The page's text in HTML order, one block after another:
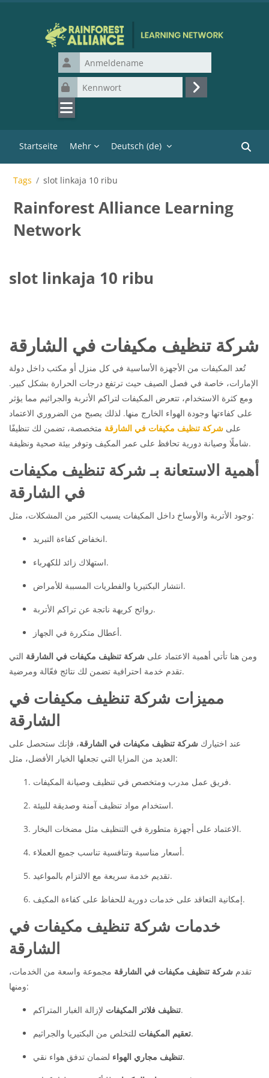
Anmeldename
Kennwort
Login
Startseite Mehr Deutsch ‎(de)‎
Kurse
Tags slot linkaja 10 ribu
Rainforest Alliance Learning
Network
slot linkaja 10 ribu
شركة تنظيف مكيفات في الشارقة
تُعد المكيفات من الأجهزة الأساسية في كل منزل أو مكتب داخل دولة
الإمارات، خاصة في فصل الصيف حيث ترتفع درجات الحرارة بشكل كبير.
ومع كثرة الاستخدام، تتعرض المكيفات لتراكم الأتربة والجراثيم مما يؤثر
على كفاءتها وجودة الهواء الخارج منها. لذلك يصبح من الضروري الاعتماد
على شركة تنظيف مكيفات في الشارقة متخصصة، تضمن لك تنظيفًا
شاملًا وصيانة دورية تحافظ على عمر المكيف وتوفر بيئة صحية ونظيفة.
أهمية الاستعانة بـ شركة تنظيف مكيفات
في الشارقة
وجود الأتربة والأوساخ داخل المكيفات يسبب الكثير من المشكلات، مثل:
انخفاض كفاءة التبريد.
استهلاك زائد للكهرباء.
انتشار البكتيريا والفطريات المسببة للأمراض.
روائح كريهة ناتجة عن تراكم الأتربة.
أعطال متكررة في الجهاز.
ومن هنا تأتي أهمية الاعتماد على شركة تنظيف مكيفات في الشارقة التي
تقدم خدمة احترافية تضمن لك نتائج فعّالة ومرضية.
مميزات شركة تنظيف مكيفات في
الشارقة
عند اختيارك شركة تنظيف مكيفات في الشارقة، فإنك ستحصل على
العديد من المزايا التي تجعلها الخيار الأفضل، مثل:
فريق عمل مدرب ومتخصص في تنظيف وصيانة المكيفات.
استخدام مواد تنظيف آمنة وصديقة للبيئة.
الاعتماد على أجهزة متطورة في التنظيف مثل مضخات البخار.
أسعار مناسبة وتنافسية تناسب جميع العملاء.
تقديم خدمة سريعة مع الالتزام بالمواعيد.
إمكانية التعاقد على خدمات دورية للحفاظ على كفاءة المكيف.
خدمات شركة تنظيف مكيفات في
الشارقة
تقدم شركة تنظيف مكيفات في الشارقة مجموعة واسعة من الخدمات،
ومنها:
تنظيف فلاتر المكيفاتلإزالة الغبار المتراكم.
تعقيم المكيفاتللتخلص من البكتيريا والجراثيم.
تنظيف مجاري الهواءلضمان تدفق هواء نقي.